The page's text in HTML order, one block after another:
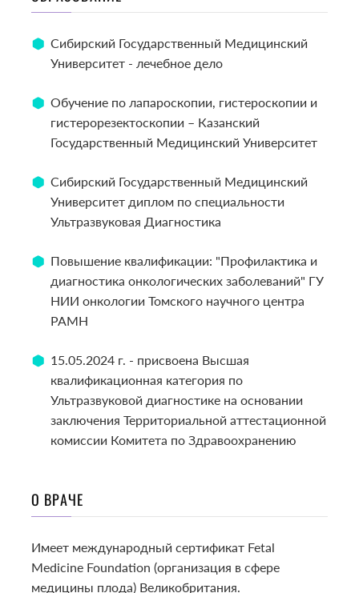
Сибирский Государственный Медицинский
Университет - лечебное дело
Обучение по лапароскопии, гистероскопии и
гистерорезектоскопии – Казанский
Государственный Медицинский Университет
Сибирский Государственный Медицинский
Университет диплом по специальности
Ультразвуковая Диагностика
Повышение квалификации: "Профилактика и
диагностика онкологических заболеваний" ГУ
НИИ онкологии Томского научного центра
РАМН
15.05.2024 г. - присвоена Высшая
квалификационная категория по
Ультразвуковой диагностике на основании
заключения Территориальной аттестационной
комиссии Комитета по Здравоохранению
О ВРАЧЕ
Имеет международный сертификат Fetal
Medicine Foundation (организация в сфере
медицины плода) Великобритания.